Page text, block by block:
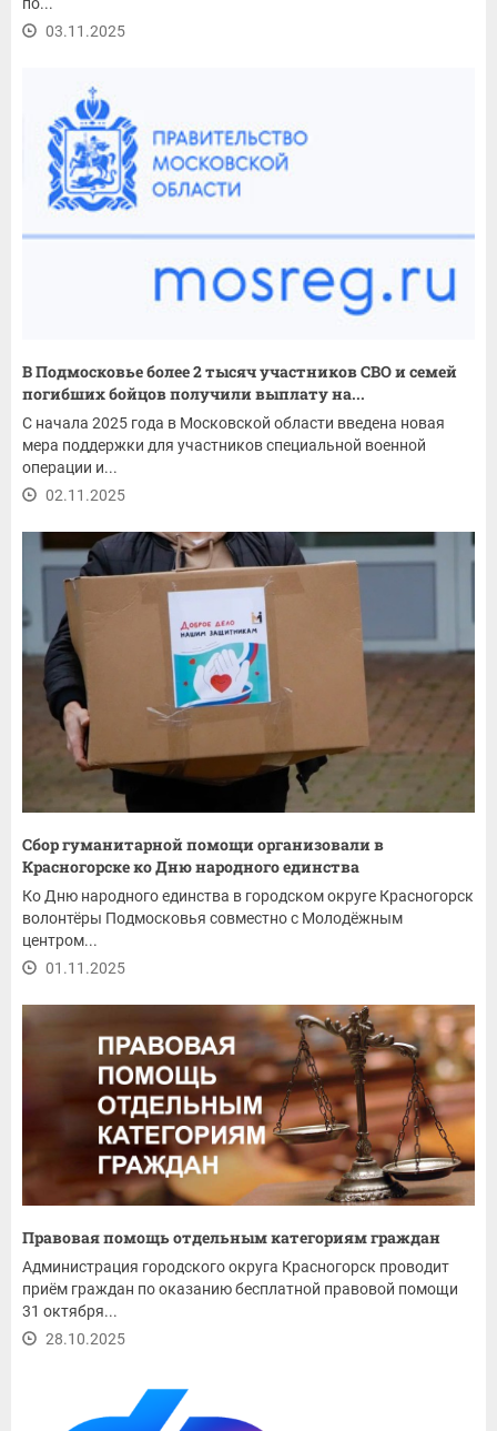
03.11.2025
В Подмосковье более 2 тысяч участников СВО и семей
погибших бойцов получили выплату на...
С начала 2025 года в Московской области введена новая
мера поддержки для участников специальной военной
операции и...
02.11.2025
Сбор гуманитарной помощи организовали в
Красногорске ко Дню народного единства
Ко Дню народного единства в городском округе Красногорск
волонтёры Подмосковья совместно с Молодёжным
центром...
01.11.2025
Правовая помощь отдельным категориям граждан
Администрация городского округа Красногорск проводит
приём граждан по оказанию бесплатной правовой помощи
31 октября...
28.10.2025